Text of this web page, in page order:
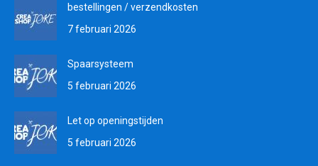
bestellingen / verzendkosten
7 februari 2026
Spaarsysteem
5 februari 2026
Let op openingstijden
5 februari 2026